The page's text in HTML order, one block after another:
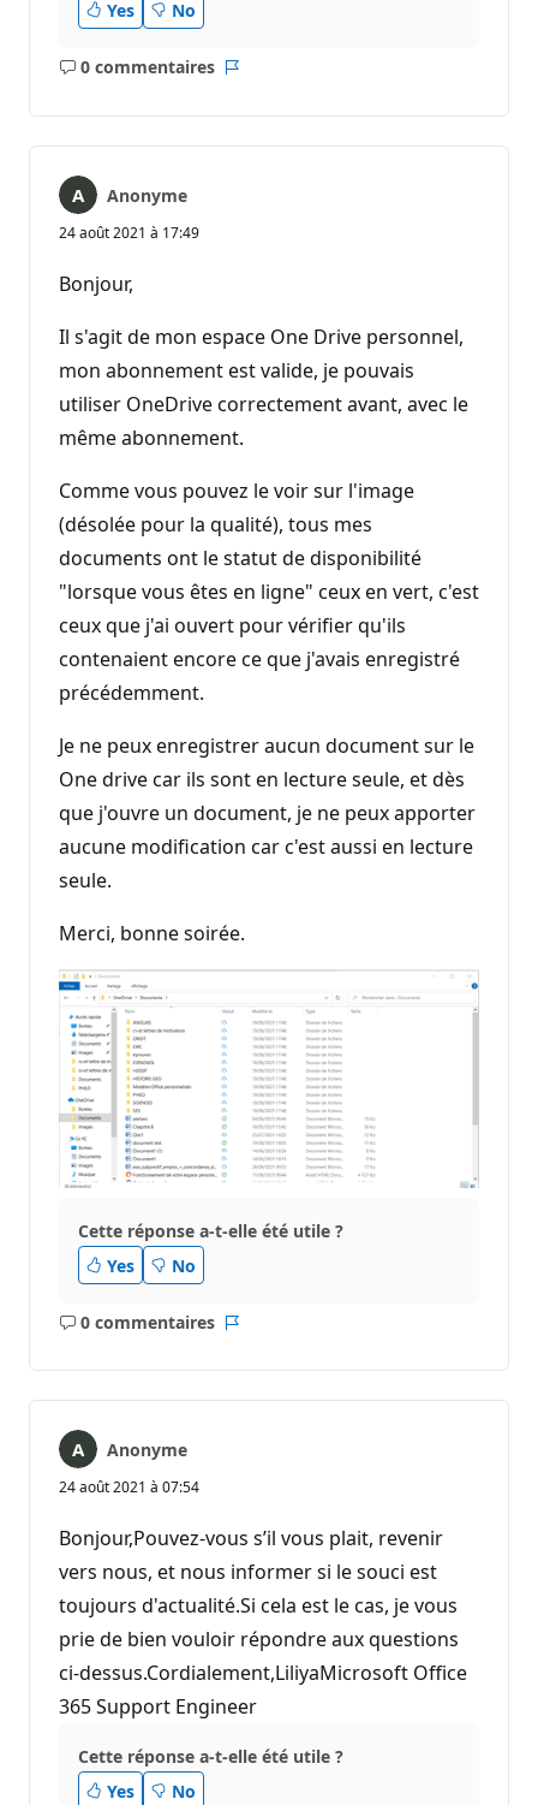
Yes No
0 commentaires
Aucun
Anonyme
24 août 2021 à 17:49
Bonjour,
Il s'agit de mon espace One Drive personnel,
mon abonnement est valide, je pouvais
utiliser OneDrive correctement avant, avec le
même abonnement.
Comme vous pouvez le voir sur l'image
(désolée pour la qualité), tous mes
documents ont le statut de disponibilité
"lorsque vous êtes en ligne" ceux en vert, c'est
ceux que j'ai ouvert pour vérifier qu'ils
contenaient encore ce que j'avais enregistré
précédemment.
Je ne peux enregistrer aucun document sur le
One drive car ils sont en lecture seule, et dès
que j'ouvre un document, je ne peux apporter
aucune modification car c'est aussi en lecture
seule.
Merci, bonne soirée.
Cette réponse a-t-elle été utile ?
Yes
No
0 commentaires
Aucun
Rapport
Anonyme
24 août 2021 à 07:54
Bonjour,Pouvez-vous s’il vous plait, revenir
vers nous, et nous informer si le souci est
toujours d'actualité.Si cela est le cas, je vous
prie de bien vouloir répondre aux questions
ci-dessus.Cordialement,LiliyaMicrosoft Office
365 Support Engineer
Cette réponse a-t-elle été utile ?
Yes
No